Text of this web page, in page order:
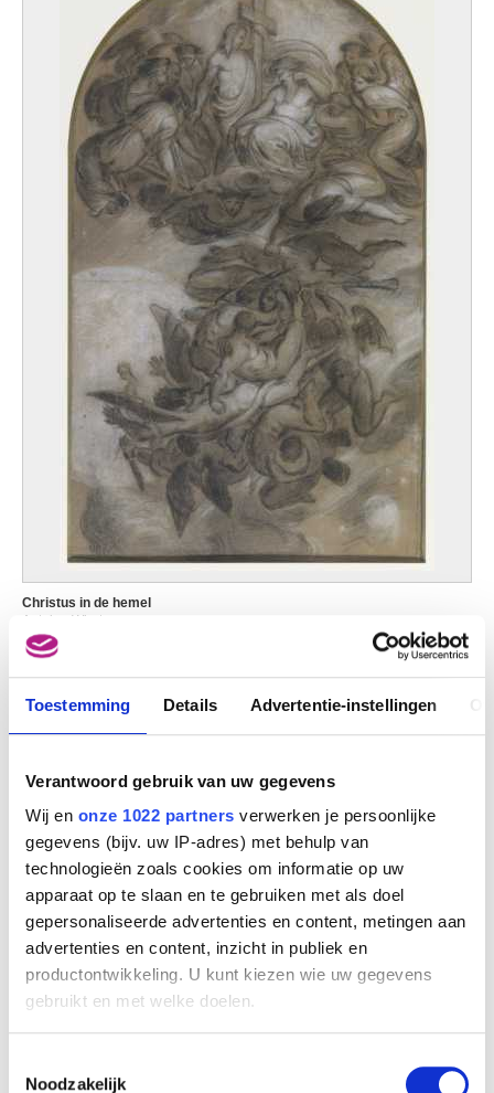
Toestemming Details Advertentie-instellingen
Verantwoord gebruik van uw gegevens
Wij en onze 1022 partners verwerken je persoonlijke
gegevens (bijv. uw IP-adres) met behulp van
technologieën zoals cookies om informatie op uw
apparaat op te slaan en te gebruiken met als doel
gepersonaliseerde advertenties en content, metingen aan
advertenties en content, inzicht in publiek en
productontwikkeling. U kunt kiezen wie uw gegevens
gebruikt en met welke doelen.
Informatie verzamelen over uw geografische
Noodzakelijk
Christus in de hemel
Antoine Wiertz
Christus in het graf. Linkerluik : Eva's eerste onrust na de zondeval.
Antoine Wiertz